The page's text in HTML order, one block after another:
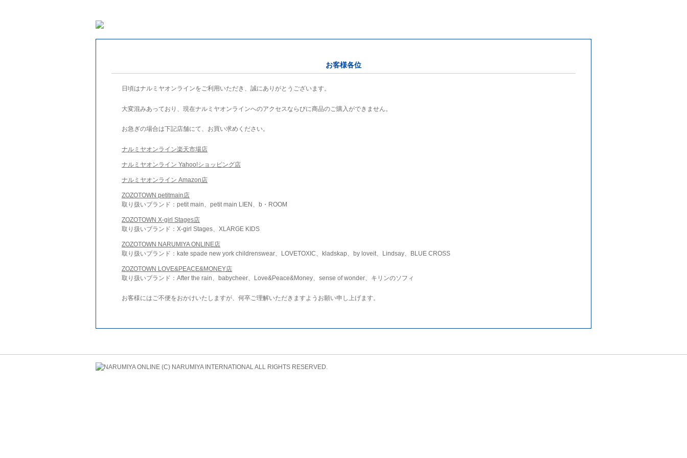
お客様各位
日頃はナルミヤオンラインをご利用いただき、誠にありがとうございます。
大変混みあっており、現在ナルミヤオンラインへのアクセスならびに商品のご購入ができません。
お急ぎの場合は下記店舗にて、お買い求めください。
ナルミヤオンライン楽天市場店
ナルミヤオンライン Yahoo!ショッピング店
ナルミヤオンライン Amazon店
ZOZOTOWN petitmain店
取り扱いブランド：petit main、petit main LIEN、b・ROOM
ZOZOTOWN X-girl Stages店
取り扱いブランド：X-girl Stages、XLARGE KIDS
ZOZOTOWN NARUMIYA ONLINE店
取り扱いブランド：kate spade new york childrenswear、LOVETOXIC、kladskap、by loveit、Lindsay、BLUE CROSS
ZOZOTOWN LOVE&PEACE&MONEY店
取り扱いブランド：After the rain、babycheer、Love&Peace&Money、sense of wonder、キリンのソフィ
お客様にはご不便をおかけいたしますが、何卒ご理解いただきますようお願い申し上げます。